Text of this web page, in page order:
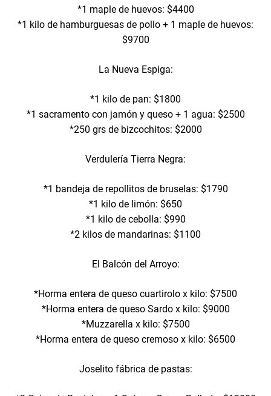
*1 maple de huevos: $4400
*1 kilo de hamburguesas de pollo + 1 maple de huevos:
$9700
La Nueva Espiga:
*1 kilo de pan: $1800
*1 sacramento con jamón y queso + 1 agua: $2500
*250 grs de bizcochitos: $2000
Verdulería Tierra Negra:
*1 bandeja de repollitos de bruselas: $1790
*1 kilo de limón: $650
*1 kilo de cebolla: $990
*2 kilos de mandarinas: $1100
El Balcón del Arroyo:
*Horma entera de queso cuartirolo x kilo: $7500
*Horma entera de queso Sardo x kilo: $9000
*Muzzarella x kilo: $7500
*Horma entera de queso cremoso x kilo: $6500
Joselito fábrica de pastas: